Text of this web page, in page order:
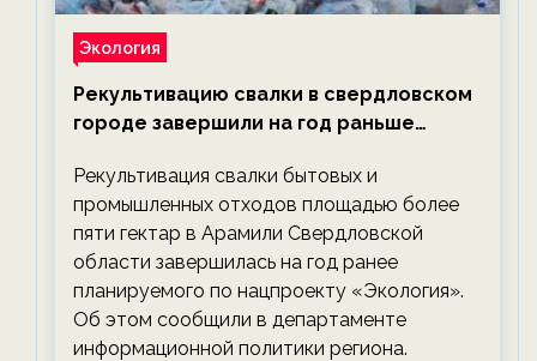
Экология
Рекультивацию свалки в свердловском
городе завершили на год раньше
экологии на ECOportal
Рекультивация свалки бытовых и
промышленных отходов площадью более
пяти гектар в Арамили Свердловской
области завершилась на год ранее
планируемого по нацпроекту «Экология».
Об этом сообщили в департаменте
информационной политики региона.